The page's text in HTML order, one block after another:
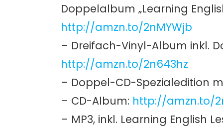
Doppelalbum „Learning
http://amzn.to/2nMYWjb
– Dreifach-Vinyl-Album inkl.
http://amzn.to/2n643hz
– Doppel-CD-Spezialedition
– CD-Album: http://amzn.to/
– MP3, inkl. Learning English